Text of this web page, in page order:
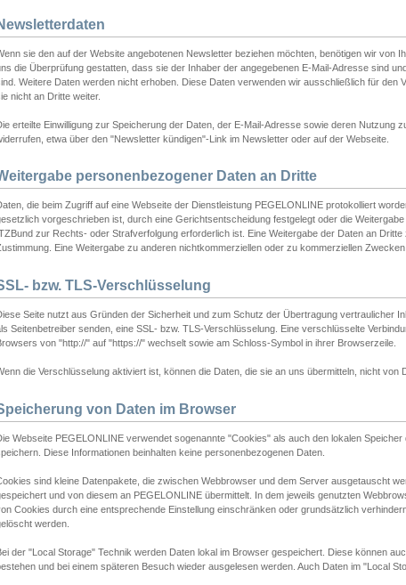
sie den auf der Website angebotenen Newsletter beziehen möchten, benötigen wir von
die Überprüfung gestatten, dass sie der Inhaber der angegebenen E-Mail-Adresse sind
Weitere Daten werden nicht erhoben. Diese Daten verwenden wir ausschließlich für den
nicht an Dritte weiter.
erteilte Einwilligung zur Speicherung der Daten, der E-Mail-Adresse sowie deren Nutzung
etwa über den "Newsletter kündigen"-Link im Newsletter oder auf der Webseite.
personenbezogener Daten an Dritte
die beim Zugriff auf eine Webseite der Dienstleistung PEGELONLINE protokolliert
vorgeschrieben ist, durch eine Gerichtsentscheidung festgelegt oder die
zur Rechts- oder Strafverfolgung erforderlich ist. Eine Weitergabe der Daten an
Eine Weitergabe zu anderen nichtkommerziellen oder zu kommerziellen Zwecken
bzw. TLS-Verschlüsselung
Seite nutzt aus Gründen der Sicherheit und zum Schutz der Übertragung vertraulicher
Seitenbetreiber senden, eine SSL- bzw. TLS-Verschlüsselung. Eine verschlüsselte
von "http://" auf "https://" wechselt sowie am Schloss-Symbol in ihrer Browserzeile.
die Verschlüsselung aktiviert ist, können die Daten, die sie an uns übermitteln, nicht von
von Daten im Browser
Webseite PEGELONLINE verwendet sogenannte "Cookies" als auch den lokalen
Diese Informationen beinhalten keine personenbezogenen Daten.
sind kleine Datenpakete, die zwischen Webbrowser und dem Server ausgetauscht
und von diesem an PEGELONLINE übermittelt. In dem jeweils genutzten
Cookies durch eine entsprechende Einstellung einschränken oder grundsätzlich
werden.
der "Local Storage" Technik werden Daten lokal im Browser gespeichert. Diese können
und bei einem späteren Besuch wieder ausgelesen werden. Auch Daten im "Local